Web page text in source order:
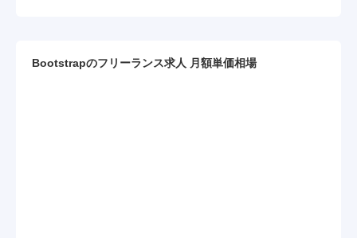
Bootstrapのフリーランス求人 月額単価相場